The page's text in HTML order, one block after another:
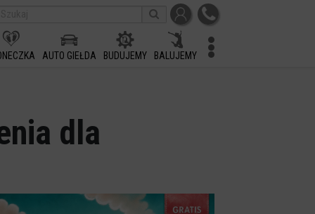
AUTO GIEŁDA BUDUJEMY BALUJEMY
dla